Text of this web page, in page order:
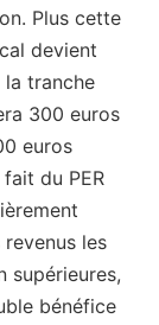
Plus cette
devient
la tranche
300 euros
euros
du PER
les
supérieures,
bénéfice